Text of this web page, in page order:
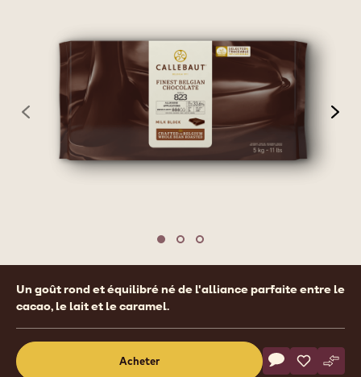
previous
Move to slide 1
Move to slide 2
Move to slide 3
Product
information
Un goût rond et équilibré né de l'alliance parfaite entre le
cacao, le lait et le caramel.
Acheter
Actions
Écrire un
- 823- 823- 823